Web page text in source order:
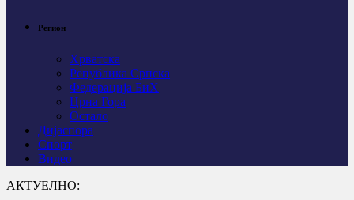
Регион
Хрватска
Република Српска
Федерација БиХ
Црна Гора
Остало
Дијаспора
Спорт
Видео
АКТУЕЛНО: